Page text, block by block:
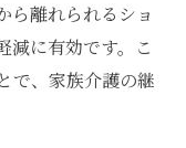
ら離れられるショ
減に有効です。こ
で、家族介護の継